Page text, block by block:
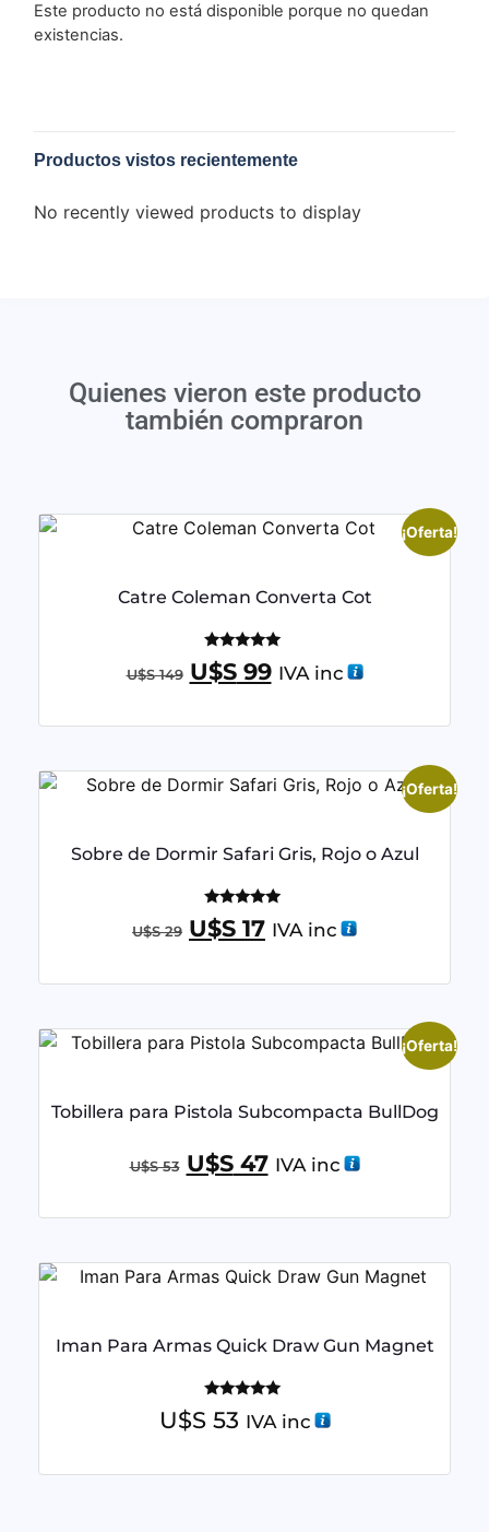
Este producto no está disponible porque no quedan
existencias.
Productos vistos recientemente
No recently viewed products to display
Quienes vieron este producto
también compraron
¡Oferta!
Catre Coleman Converta Cot
Valorado
con
U$S149 U$S99 IVA inc
¡Oferta!
Sobre de Dormir Safari Gris, Rojo o Azul
Valorado
con
U$S29 U$S 17 IVA inc
¡Oferta!
Tobillera para Pistola Subcompacta BullDog
U$S53 U$S47 IVA inc
Iman Para Armas Quick Draw Gun Magnet
Valorado
con
U$S53 IVA inc